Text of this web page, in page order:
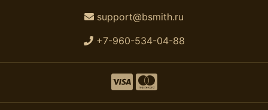
support@bsmith.ru
+7-960-534-04-88